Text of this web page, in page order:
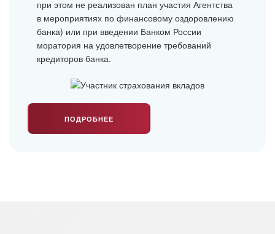
при этом не реализован план участия Агентства
в мероприятиях по финансовому оздоровлению
банка) или при введении Банком России
моратория на удовлетворение требований
кредиторов банка.
ПОДРОБНЕЕ